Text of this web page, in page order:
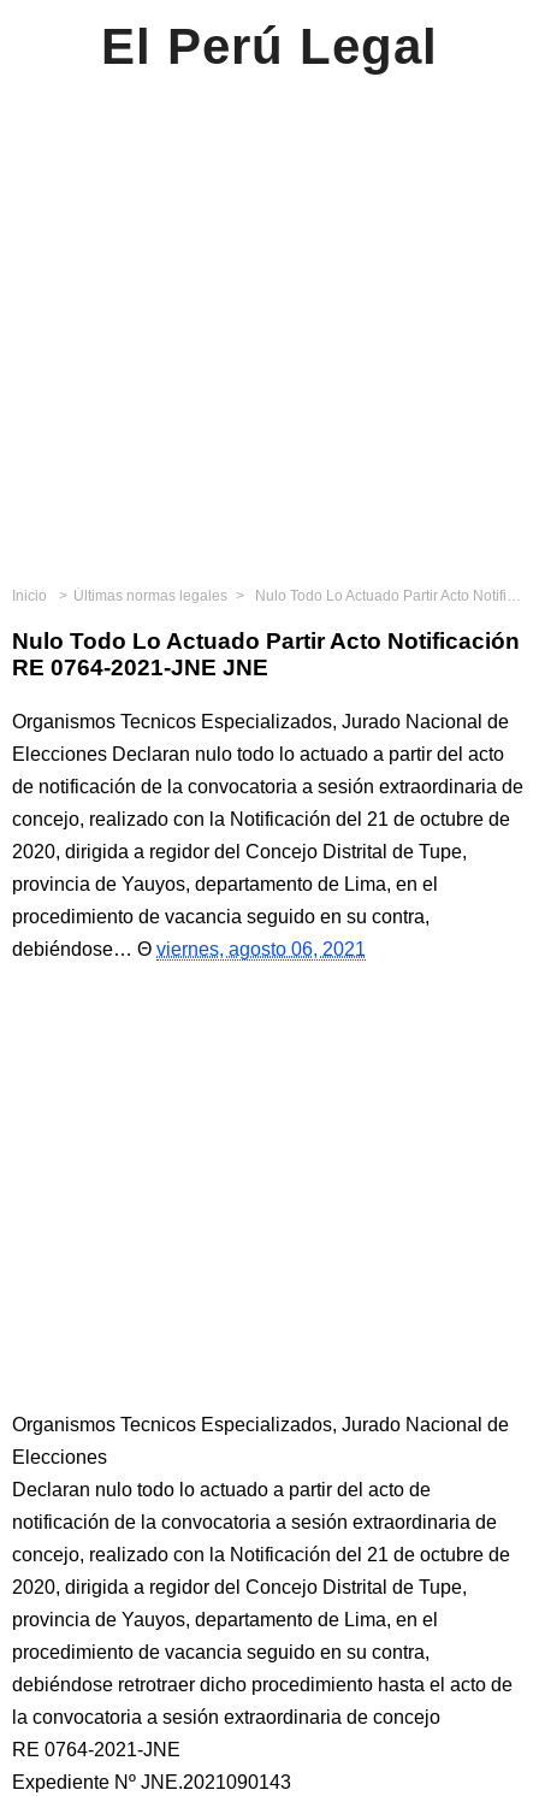
El Perú Legal
Inicio Últimas normas legales Nulo Todo Lo Actuado Partir Acto Notificación RE 0764-2021-JNE JNE
Nulo Todo Lo Actuado Partir Acto Notificación
RE 0764-2021-JNE JNE
Organismos Tecnicos Especializados, Jurado Nacional de
Elecciones Declaran nulo todo lo actuado a partir del acto
de notificación de la convocatoria a sesión extraordinaria de
concejo, realizado con la Notificación del 21 de octubre de
2020, dirigida a regidor del Concejo Distrital de Tupe,
provincia de Yauyos, departamento de Lima, en el
procedimiento de vacancia seguido en su contra,
debiéndose…
viernes, agosto 06, 2021
Organismos Tecnicos Especializados, Jurado Nacional de
Elecciones
Declaran nulo todo lo actuado a partir del acto de
notificación de la convocatoria a sesión extraordinaria de
concejo, realizado con la Notificación del 21 de octubre de
2020, dirigida a regidor del Concejo Distrital de Tupe,
provincia de Yauyos, departamento de Lima, en el
procedimiento de vacancia seguido en su contra,
debiéndose retrotraer dicho procedimiento hasta el acto de
la convocatoria a sesión extraordinaria de concejo
RE 0764-2021-JNE
Expediente Nº JNE.2021090143